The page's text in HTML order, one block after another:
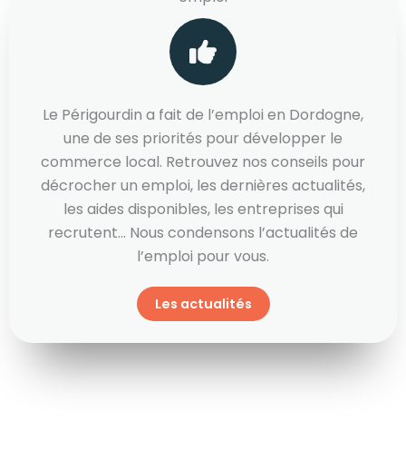
Le Périgourdin a fait de l’emploi en Dordogne,
une de ses priorités pour développer le
commerce local. Retrouvez nos conseils pour
décrocher un emploi, les dernières actualités,
les aides disponibles, les entreprises qui
recrutent… Nous condensons l’actualités de
l’emploi pour vous.
Les actualités